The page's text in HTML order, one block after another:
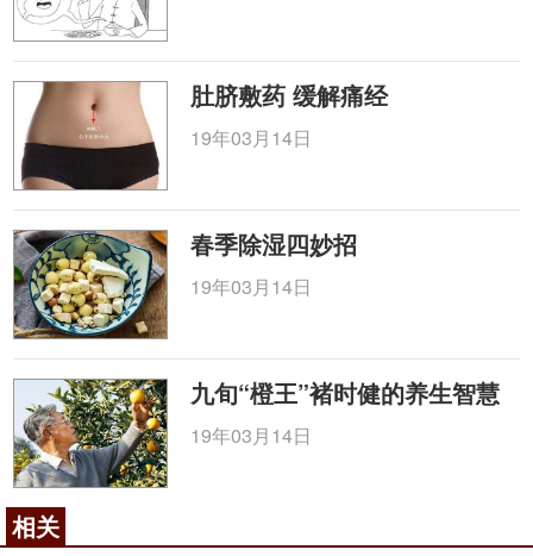
(1)由于小儿呼吸道生理解剖特点、过敏因素及免
疫功能低下等原因，常易诱发咳嗽，治疗时应注意排
除诱因。推拿治疗本病有较好的疗效，但若继发细菌
感染需配合抗菌治疗；若伴营养不良、贫血及佝偻病
等应合理喂养，积极防治原发病。
(2)推拿应排除结核、肿瘤引起的咳嗽。
(3)积极治疗呼吸道急、慢性感染性疾病，注意隔
离，防止交叉感染。
(4)注意气候变化，防止受凉；注意保持室内空气
流通，避免煤气、尘烟、油气等刺激。
咨询电话：010-87876186
肚脐敷药 缓解痛经
19年03月14日
春季除湿四妙招
19年03月14日
九旬“橙王”褚时健的养生智慧
19年03月14日
相关